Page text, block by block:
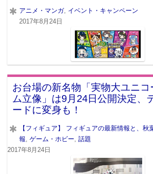
アニメ・マンガ, イベント・キャンペーン
2017年8月24日
お台場の新名物「実物大ユニ
ム立像」は9月24日公開決定、
ードに変身も！
【フィギュア】 フィギュアの最新情報と、秋
報, ゲーム・ホビー, 話題
2017年8月24日